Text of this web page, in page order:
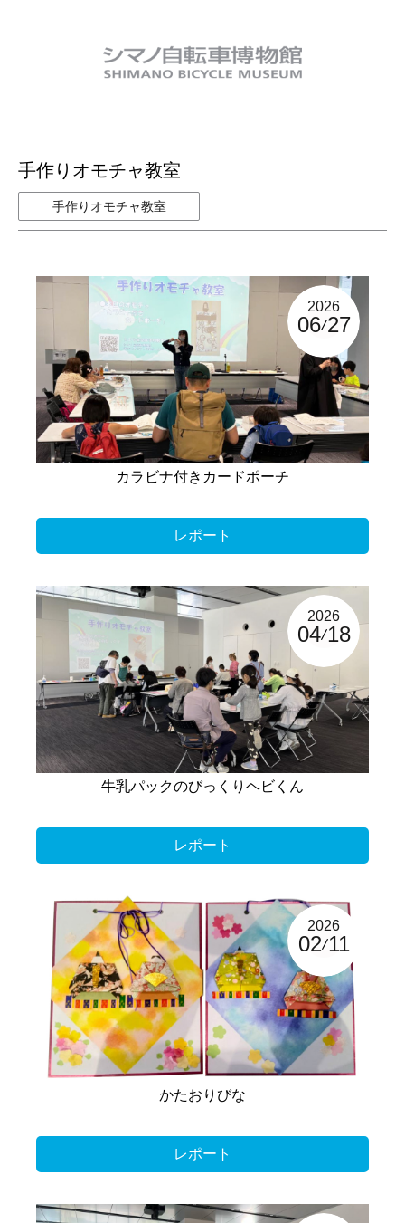
手作りオモチャ教室
手作りオモチャ教室
2026
06 27
カラビナ付きカードポーチ
レポート
2026
04 18
牛乳パックのびっくりヘビくん
レポート
2026
02 11
かたおりびな
レポート